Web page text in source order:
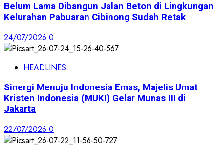
Belum Lama Dibangun Jalan Beton di Lingkungan
Kelurahan Pabuaran Cibinong Sudah Retak
24/07/2026 0
HEADLINES
Sinergi Menuju Indonesia Emas, Majelis Umat
Kristen Indonesia (MUKI) Gelar Munas III di
Jakarta
22/07/2026 0